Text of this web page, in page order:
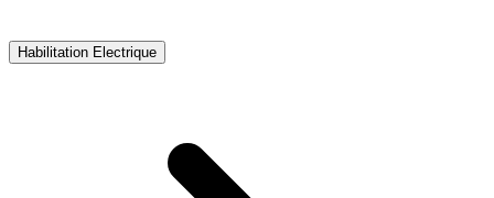
Habilitation Electrique